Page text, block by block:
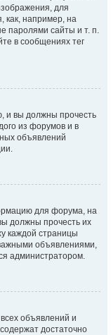
для
как, например, на
паролями сайты и т. п.
в сообщениях тег
и вы должны прочесть
из форумов и в
объявлений
для форума, на
должны прочесть их
каждой страницы
объявлениями,
администратором.
объявлений и
достаточно